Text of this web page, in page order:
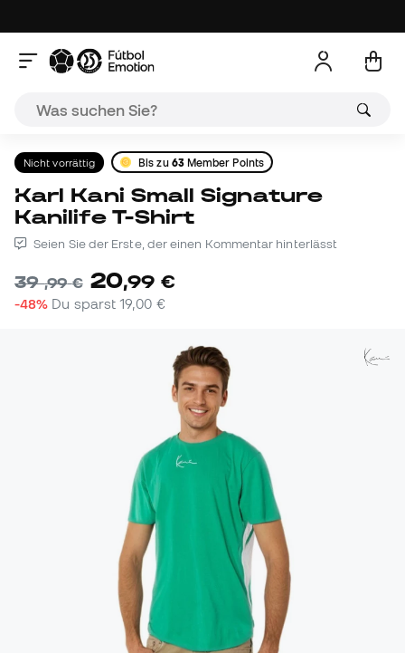
Nicht vorrättig Bis zu 63Member Points
Karl Kani Small Signature
Kanilife T-Shirt
Seien Sie der Erste, der einen Kommentar hinterlässt
39,99 € 20,99 €
-48% Du sparst19,00 €